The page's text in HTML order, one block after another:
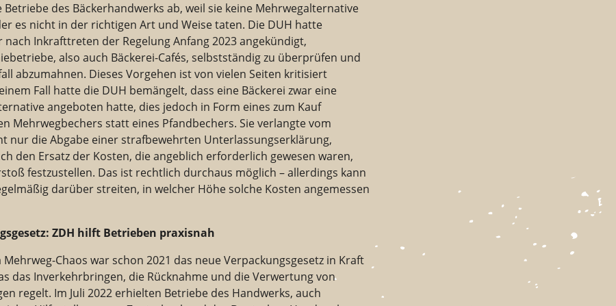
Betriebe des Bäckerhandwerks ab, weil sie keine Mehrwegalternative
es nicht in der richtigen Art und Weise taten. Die DUH hatte
Inkrafttreten der Regelung Anfang 2023 angekündigt,
also auch Bäckerei-Cafés, selbstständig zu überprüfen und
abzumahnen. Dieses Vorgehen ist von vielen Seiten kritisiert
Fall hatte die DUH bemängelt, dass eine Bäckerei zwar eine
angeboten hatte, dies jedoch in Form eines zum Kauf
Mehrwegbechers statt eines Pfandbechers. Sie verlangte vom
nur die Abgabe einer strafbewehrten Unterlassungserklärung,
den Ersatz der Kosten, die angeblich erforderlich gewesen waren,
festzustellen. Das ist rechtlich durchaus möglich – allerdings kann
darüber streiten, in welcher Höhe solche Kosten angemessen
ZDH hilft Betrieben praxisnah
Mehrweg-Chaos war schon 2021 das neue Verpackungsgesetz in Kraft
das Inverkehrbringen, die Rücknahme und die Verwertung von
regelt. Im Juli 2022 erhielten Betriebe des Handwerks, auch